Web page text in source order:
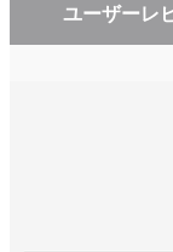
ユーザーレ